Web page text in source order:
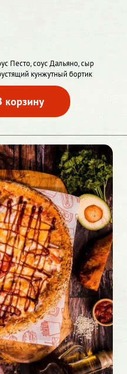
Песто, соус Дальяно, сыр
кунжутный бортик
корзину